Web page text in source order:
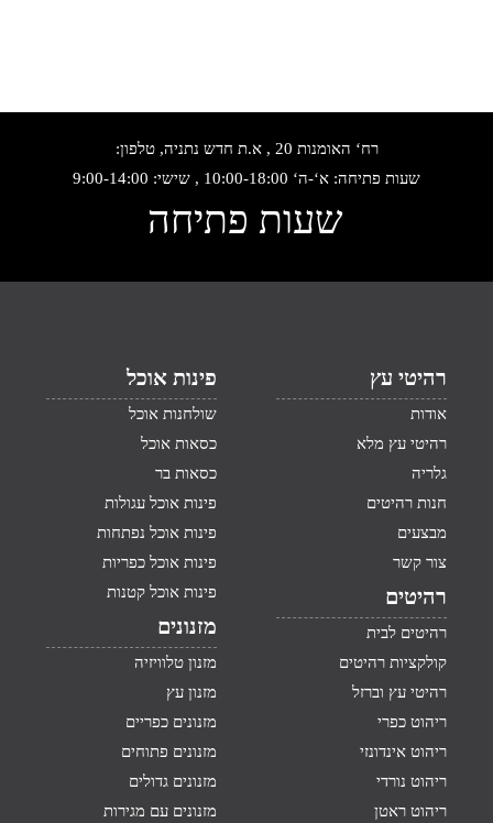
רח‘ האומנות 20 , א.ת חדש נתניה, טלפון:
שעות פתיחה: א‘-ה‘ 10:00-18:00 , שישי: 9:00-14:00
שעות פתיחה
רהיטי עץ
אודות
רהיטי עץ מלא
גלריה
חנות רהיטים
מבצעים
צור קשר
רהיטים
רהיטים לבית
קולקציות רהיטים
רהיטי עץ וברזל
ריהוט כפרי
ריהוט אינדונזי
ריהוט נורדי
ריהוט ראטן
פינות אוכל
שולחנות אוכל
כסאות אוכל
כסאות בר
פינות אוכל עגולות
פינות אוכל נפתחות
פינות אוכל כפריות
פינות אוכל קטנות
מזנונים
מזנון טלוויזיה
מזנון עץ
מזנונים כפריים
מזנונים פתוחים
מזנונים גדולים
מזנונים עם מגירות